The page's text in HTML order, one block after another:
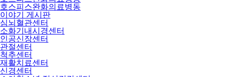
호스피스완화의료병동
이야기 게시판
심뇌혈관센터
소화기내시경센터
인공신장센터
관절센터
척추센터
재활치료센터
신경센터